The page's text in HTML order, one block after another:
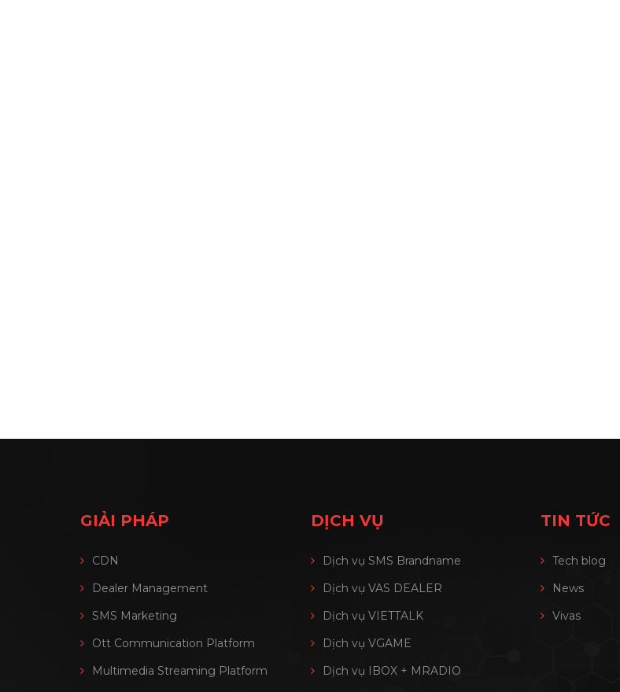
GIẢI PHÁP
CDN
Dealer Management
SMS Marketing
Ott Communication Platform
Multimedia Streaming Platform
DỊCH VỤ
Dịch vụ SMS Brandname
Dịch vụ VAS DEALER
Dịch vụ VIETTALK
Dịch vụ VGAME
Dịch vụ IBOX + MRADIO
TIN TỨC
Tech blog
News
Vivas